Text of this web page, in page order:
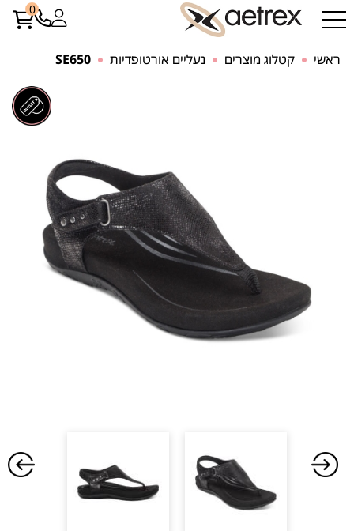
0
ראשי קטלוג מוצרים נעליים אורטופדיות SE650